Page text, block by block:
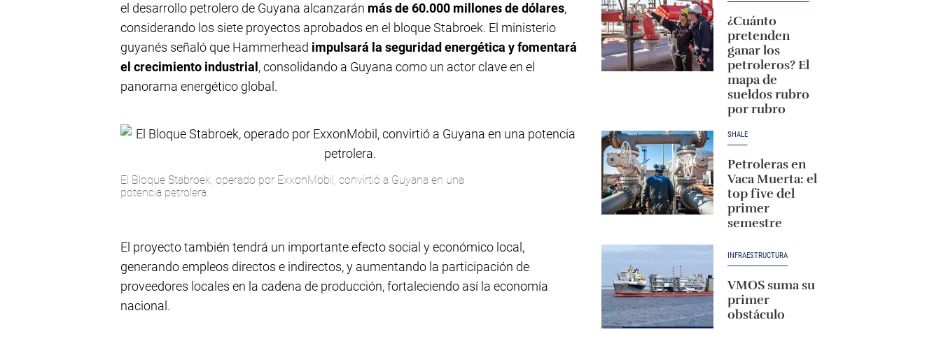
el desarrollo petrolero de Guyana alcanzarán más de 60.000 millones de dólares,
considerando los siete proyectos aprobados en el bloque Stabroek. El ministerio
guyanés señaló que Hammerhead impulsará la seguridad energética y fomentará
el crecimiento industrial , consolidando a Guyana como un actor clave en el
panorama energético global.
El Bloque Stabroek, operado por ExxonMobil, convirtió a Guyana en una
potencia petrolera.
El proyecto también tendrá un importante efecto social y económico local,
generando empleos directos e indirectos, y aumentando la participación de
proveedores locales en la cadena de producción, fortaleciendo así la economía
nacional.
¿Cuánto
pretenden
ganar los
petroleros? El
mapa de
sueldos rubro
por rubro
SHALE
Petroleras en
Vaca Muerta: el
top five del
primer
semestre
INFRAESTRUCTURA
VMOS suma su
primer
obstáculo